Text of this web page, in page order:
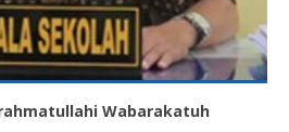
Wabarakatuh